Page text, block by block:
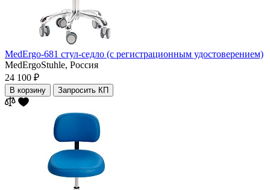
MedErgo-681 стул-седло (с регистрационным удостоверением)
MedErgoStuhle, Россия
24 100 ₽
В корзину Запросить КП